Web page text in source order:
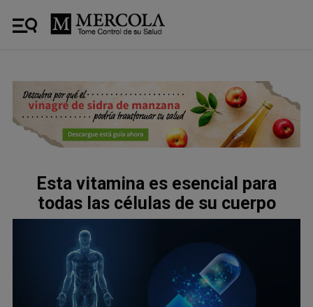
Esta vitamina es esencial para
todas las células de su cuerpo